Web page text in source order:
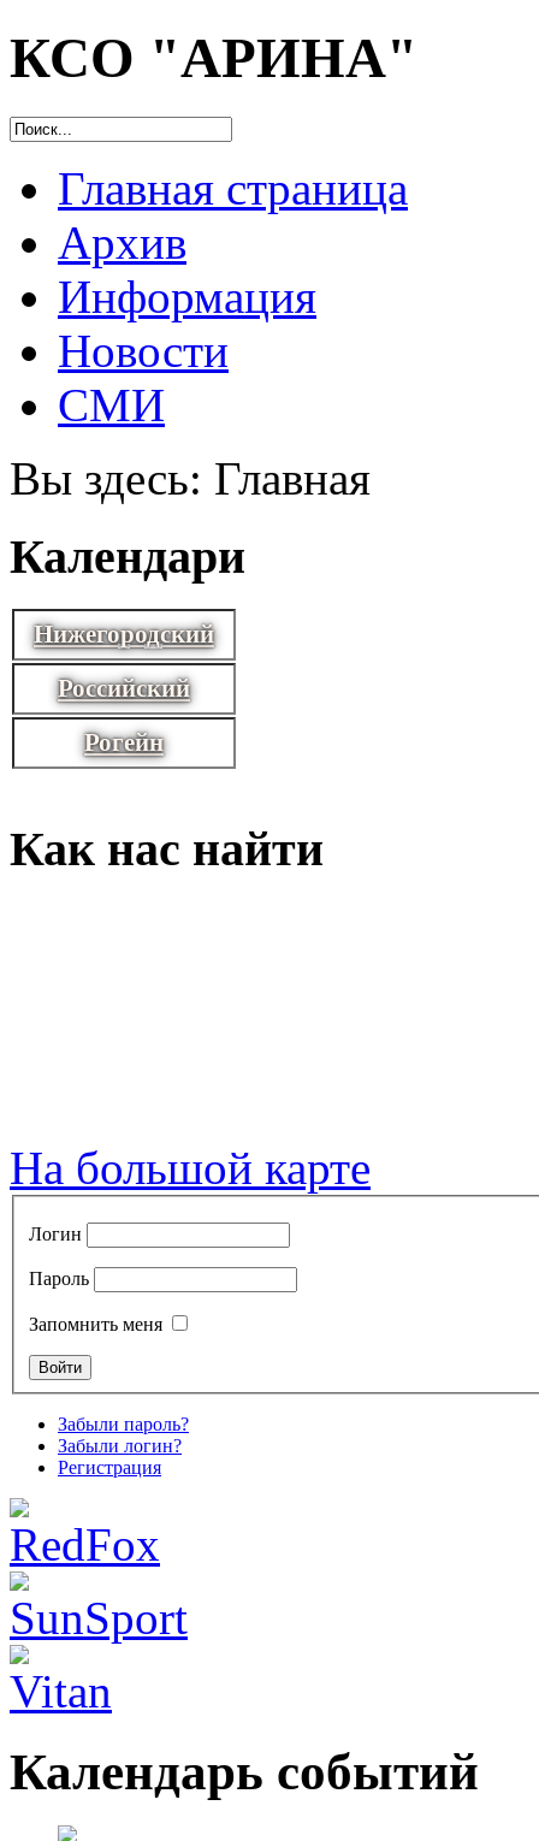
КСО "АРИНА"
Главная страница
Архив
Информация
Новости
СМИ
Вы здесь: Главная
Календари
Нижегородский
Российский
Рогейн
Как нас найти
На большой карте
Логин
Пароль
Запомнить меня
Забыли пароль?
Забыли логин?
Регистрация
Календарь событий